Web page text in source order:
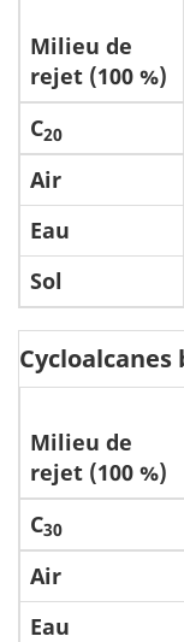
Milieu de
rejet (100 %)
C20
Air
Eau
Sol
Milieu de
rejet (100 %)
C30
Air
Eau